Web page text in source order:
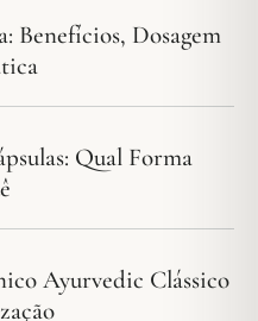
Benefícios, Dosagem
Qual Forma
Ayurvedic Clássico